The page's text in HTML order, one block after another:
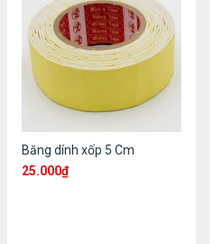
Băng dính xốp 5 Cm
25.000₫